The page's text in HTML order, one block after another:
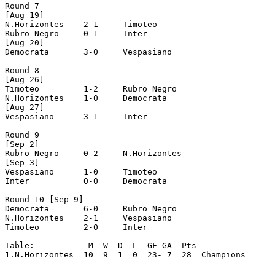
Round 7
[Aug 19]
N.Horizontes	2-1	Timoteo
Rubro Negro	0-1	Inter
[Aug 20]
Democrata	3-0	Vespasiano
Round 8
[Aug 26]
Timoteo		1-2	Rubro Negro
N.Horizontes	1-0	Democrata
[Aug 27]
Vespasiano	3-1	Inter
Round 9
[Sep 2]
Rubro Negro	0-2	N.Horizontes
[Sep 3]
Vespasiano	1-0	Timoteo
Inter		0-0	Democrata
Round 10 [Sep 9]
Democrata	6-0	Rubro Negro
N.Horizontes	2-1	Vespasiano
Timoteo		2-0	Inter
Table:		 M  W  D  L  GF-GA  Pts
1.N.Horizontes	10  9  1  0  23- 7  28  Champions